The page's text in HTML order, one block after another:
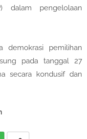
dalam pengelolaan
demokrasi pemilihan
pada tanggal 27
secara kondusif dan